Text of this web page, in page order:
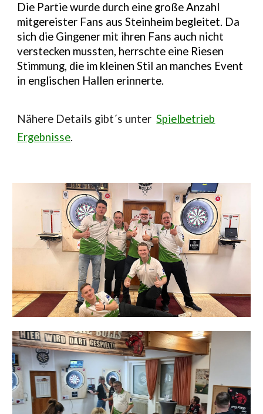
Die Partie wurde durch eine große Anzahl
mitgereister Fans aus Steinheim begleitet. Da
sich die Gingener mit ihren Fans auch nicht
verstecken mussten, herrschte eine Riesen
Stimmung, die im kleinen Stil an manches Event
in englischen Hallen erinnerte.
Nähere Details gibt´s unterSpielbetrieb
Ergebnisse.